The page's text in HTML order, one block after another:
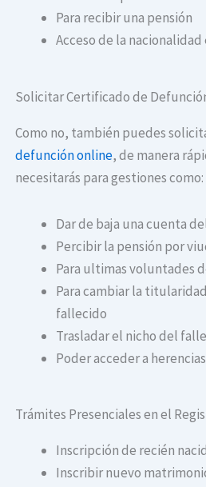
Para recibir una pensión
Acceso de la nacionalidad
Solicitar Certificado de
Como no, también puedes
defunción online, de manera
necesitarás para gestiones como:
Dar de baja una cuenta
Percibir la pensión por
Para ultimas voluntades
Para cambiar la
fallecido
Trasladar el nicho del
Poder acceder a herencias
Trámites Presenciales en el
Inscripción de recién
Inscribir nuevo